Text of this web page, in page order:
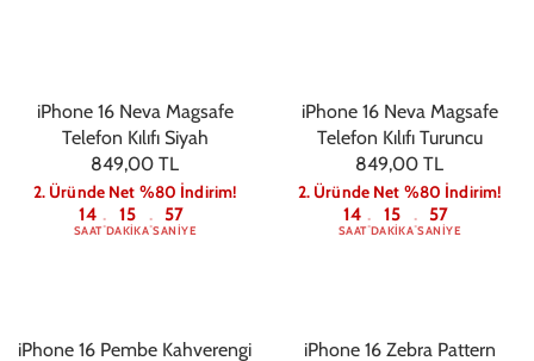
iPhone 16 Neva Magsafe
Telefon Kılıfı Siyah
849,00 TL
2. Üründe Net %80 İndirim!
14
SAAT: 15
DAKIKA: 56
SANIYE
iPhone 16 Neva Magsafe
Telefon Kılıfı Turuncu
849,00 TL
2. Üründe Net %80 İndirim!
14
SAAT: 15
DAKIKA: 56
SANIYE
iPhone 16 Pembe Kahverengi
iPhone 16 Zebra Pattern